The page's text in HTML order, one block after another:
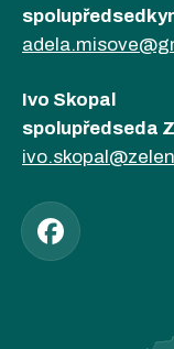
Ivo Skopal
spolupředseda